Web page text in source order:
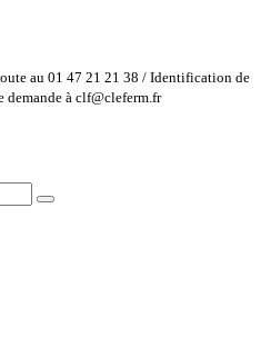
au 01 47 21 21 38 / Identification de
demande à clf@cleferm.fr